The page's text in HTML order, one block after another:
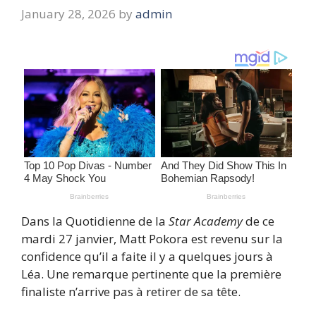
January 28, 2026 by admin
Dans la Quotidienne de la Star Academyde ce
mardi 27 janvier, Matt Pokora est revenu sur la
confidence qu’il a faite il y a quelques jours à
Léa. Une remarque pertinente que la première
finaliste n’arrive pas à retirer de sa tête.